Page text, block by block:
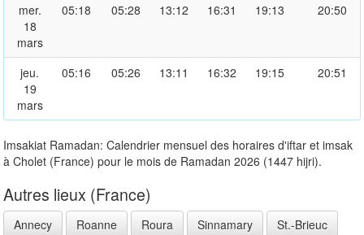
mer.
18
mars
05:18 05:28 13:12 16:31 19:13 20:50
jeu.
19
mars
05:16 05:26 13:11 16:32 19:15 20:51
Imsakiat Ramadan: Calendrier mensuel des horaires d'iftar et imsak
à Cholet (France) pour le mois de Ramadan 2026 (1447 hijri).
Autres lieux (France)
Annecy Roanne Roura Sinnamary
St.-Brieuc